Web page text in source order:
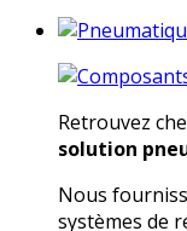
Retrouvez
solution
Nous
systèmes de